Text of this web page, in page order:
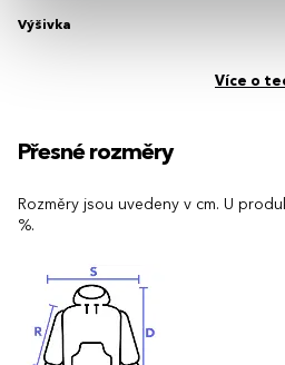
Výšivka
Více o
Přesné rozměry
Rozměry jsou uvedeny v cm. U
%.